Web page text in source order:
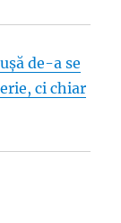
de-a se
ci chiar